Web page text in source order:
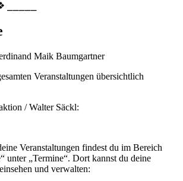
⎯⎯⎯⎯⎯
Maik Baumgartner
Veranstaltungen übersichtlich
/Walter Säckl:
Veranstaltungen findest du im Bereich
unter „Termine“. Dort kannst du deine
und verwalten: